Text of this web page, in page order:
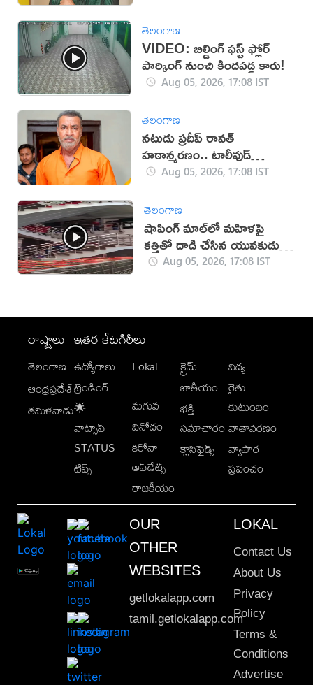
తెలంగాణ
VIDEO: బిల్డింగ్ ఫస్ట్ ఫ్లోర్
పార్కింగ్ నుంచి కిందపడ్డ కారు!
Aug 05, 2026, 17:08 IST
తెలంగాణ
నటుడు ప్రదీప్ రావత్
హఠాన్మరణం.. టాలీవుడ్
స్పందనపై విమర్శలు
Aug 05, 2026, 17:08 IST
తెలంగాణ
షాపింగ్ మాల్‌లో మహిళపై
కత్తితో దాడి చేసిన యువకుడు
(వీడియో)
Aug 05, 2026, 17:08 IST
రాష్ట్రాలు
తెలంగాణ
ఆంధ్రప్రదేశ్
తమిళనాడు
ఇతర కేటగిరీలు
ఉద్యోగాలు
ట్రెండింగ్
🌟
వాట్సాప్
STATUS
టిప్స్
Lokal
-
మగువ
వినోదం
కరోనా
అప్‌డేట్స్
రాజకీయం
క్రైమ్
జాతీయం
భక్తి
సమాచారం
క్లాసిఫైడ్స్
విద్య
రైతు
కుటుంబం
వాతావరణం
వ్యాపార
ప్రపంచం
OUR
OTHER
WEBSITES
getlokalapp.com
tamil.getlokalapp.com
LOKAL
Contact Us
About Us
Privacy
Policy
Terms &
Conditions
Advertise